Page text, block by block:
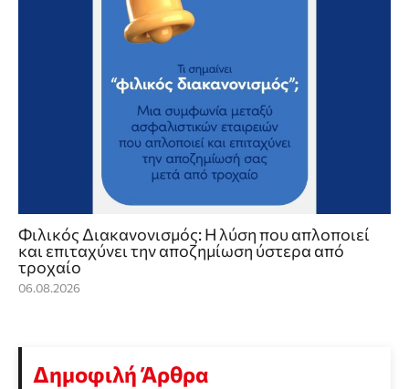
Φιλικός Διακανονισμός: Η λύση που απλοποιεί
και επιταχύνει την αποζημίωση ύστερα από
τροχαίο
06.08.2026
Δημοφιλή Άρθρα